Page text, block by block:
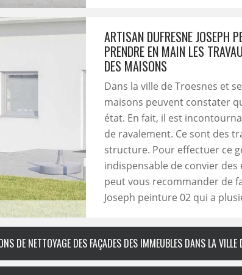
ARTISAN DUFRESNE JOSEPH
PRENDRE EN MAIN LES
DES MAISONS
Dans la ville de Troesnes et
maisons peuvent constater
état. En fait, il est
de ravalement. Ce sont des
structure. Pour effectuer ce
indispensable de convier
peut vous recommander de
Joseph peinture 02 qui a
DE NETTOYAGE DES FAÇADES DES IMMEUBLES DANS LA